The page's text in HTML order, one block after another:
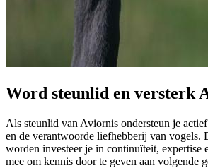
Word steunlid en versterk
Als steunlid van Aviornis ondersteun je
en de verantwoorde liefhebberij van vogels.
worden investeer je in continuïteit, expertise
mee om kennis door te geven aan volgende